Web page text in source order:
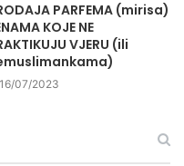
PARFEMA (mirisa)
KOJE NE
VJERU (ili
16/07/2023